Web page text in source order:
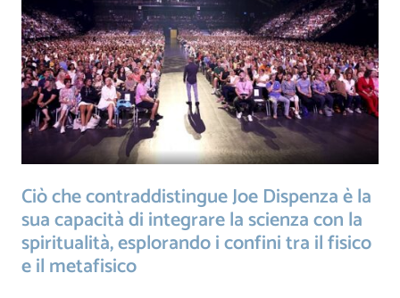
Ciò che contraddistingue Joe Dispenza è la
sua capacità di integrare la scienza con la
spiritualità, esplorando i confini tra il fisico
e il metafisico